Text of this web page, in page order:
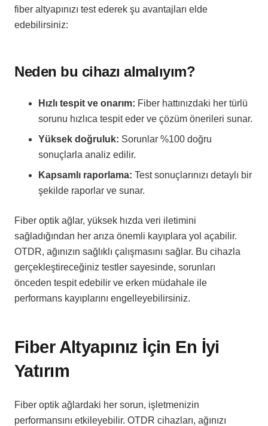
fiber altyapınızı test ederek şu avantajları elde
edebilirsiniz:
Neden bu cihazı almalıyım?
Hızlı tespit ve onarım: Fiber hattınızdaki her türlü
sorunu hızlıca tespit eder ve çözüm önerileri sunar.
Yüksek doğruluk: Sorunlar %100 doğru
sonuçlarla analiz edilir.
Kapsamlı raporlama: Test sonuçlarınızı detaylı bir
şekilde raporlar ve sunar.
Fiber optik ağlar, yüksek hızda veri iletimini
sağladığından her arıza önemli kayıplara yol açabilir.
OTDR, ağınızın sağlıklı çalışmasını sağlar. Bu cihazla
gerçekleştireceğiniz testler sayesinde, sorunları
önceden tespit edebilir ve erken müdahale ile
performans kayıplarını engelleyebilirsiniz.
Fiber Altyapınız İçin En İyi
Yatırım
Fiber optik ağlardaki her sorun, işletmenizin
performansını etkileyebilir. OTDR cihazları, ağınızı